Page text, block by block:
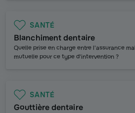
SANTÉ
Blanchiment dentaire
Quelle prise en charge entre l'assurance
mutuelle pour ce type d'intervention ?
SANTÉ
Gouttière dentaire